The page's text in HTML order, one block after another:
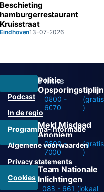
Beschieting
hamburgerrestaurant
Kruisstraat
Eindhoven13-07-2026
Politie
Opsporingstiplijn
0800 -
6070
(gratis
)
Meld Misdaad
Anoniem
0800 -
7000
(gratis
)
Team Nationale
Inlichtingen
088 - 661 (lokaal
Overige links
Podcast
In de regio
Programma-informatie
Algemene voorwaarden
Privacy statements
Cookies